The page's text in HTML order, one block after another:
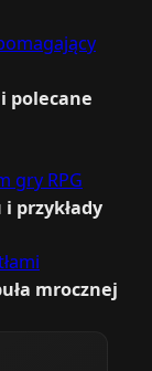
polecane
przykłady
mrocznej